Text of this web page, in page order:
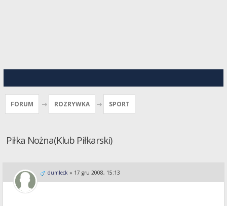
FORUM ROZRYWKA SPORT
Piłka Nożna(Klub Piłkarski)
dumleck » 17 gru 2008, 15:13